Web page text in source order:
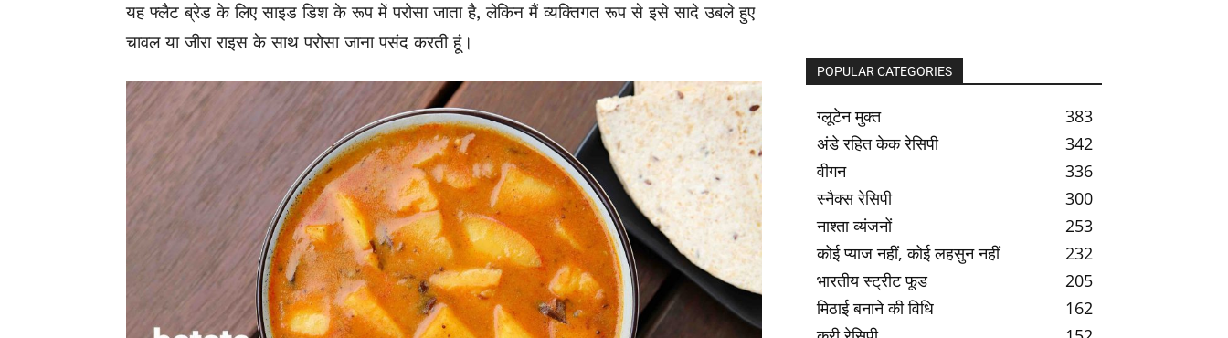
यह फ्लैट ब्रेड के लिए साइड डिश के रूप में परोसा जाता है, लेकिन मैं व्यक्तिगत रूप से इसे सादे उबले हुए
चावल या जीरा राइस के साथ परोसा जाना पसंद करती हूं।
POPULAR CATEGORIES
ग्लूटेन मुक्त
383
अंडे रहित केक रेसिपी
342
वीगन
336
स्नैक्स रेसिपी
300
नाश्ता व्यंजनों
253
कोई प्याज नहीं, कोई लहसुन नहीं
232
भारतीय स्ट्रीट फूड
205
मिठाई बनाने की विधि
162